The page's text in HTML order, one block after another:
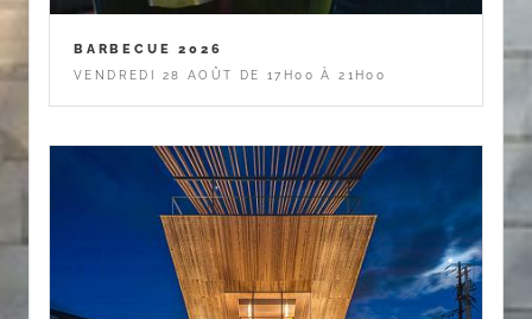
BARBECUE 2026
VENDREDI 28 AOÛT DE 17H00 À 21H00